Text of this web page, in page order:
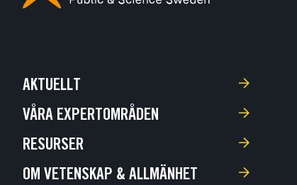
AKTUELLT
VÅRA EXPERTOMRÅDEN
RESURSER
OM VETENSKAP & ALLMÄNHET